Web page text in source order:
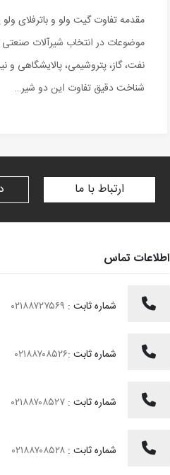
مقدمه تفاوت گیت ولو و باترفلای
موضوعات در انتخاب شیرآلات صنعتی
نفت، گاز، پتروشیمی، پالایشگاهی و
شناخت دقیق تفاوت این دو شیر…
ارتباط با ما
اطلاعات تماس
شماره ثابت :
شماره ثابت :۰۲۱۸۸۷۰۸۵۲۶
شماره ثابت :
شماره ثابت :